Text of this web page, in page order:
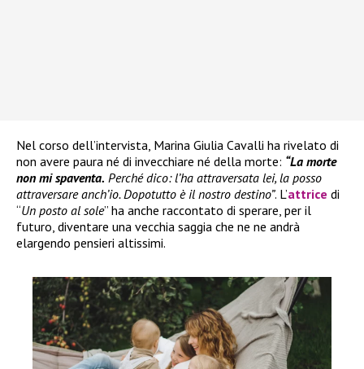
Nel corso dell’intervista, Marina Giulia Cavalli ha rivelato di
non avere paura né di invecchiare né della morte: “La morte
non mi spaventa. Perché dico: l’ha attraversata lei, la posso
attraversare anch’io. Dopotutto è il nostro destino”. L’attrice di
“Un posto al sole” ha anche raccontato di sperare, per il
futuro, diventare una vecchia saggia che ne ne andrà
elargendo pensieri altissimi.